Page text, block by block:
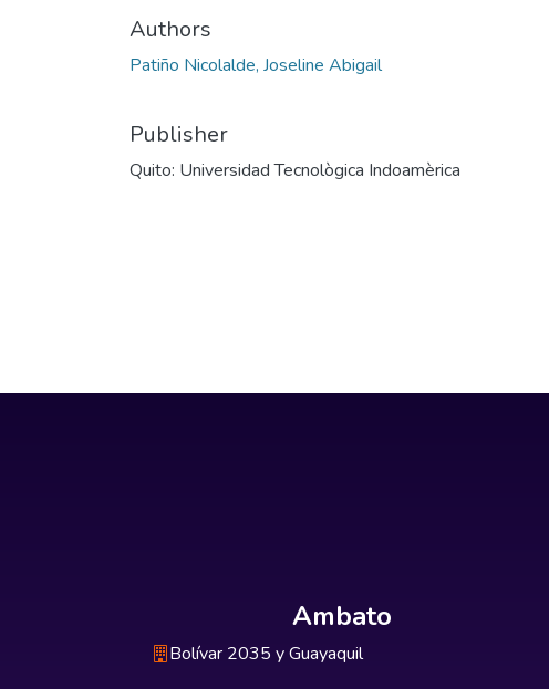
Authors
Patiño Nicolalde, Joseline Abigail
Publisher
Quito: Universidad Tecnològica Indoamèrica
Ambato
Bolívar 2035 y Guayaquil